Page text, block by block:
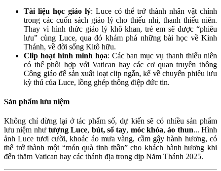
Tài liệu học giáo lý: Luce có thể trở thành nhân vật chính
trong các cuốn sách giáo lý cho thiếu nhi, thanh thiếu niên.
Thay vì hình thức giáo lý khô khan, trẻ em sẽ được “phiêu
lưu” cùng Luce, qua đó khám phá những bài học về Kinh
Thánh, về đời sống Kitô hữu.
Clip hoạt hình minh họa: Các ban mục vụ thanh thiếu niên
có thể phối hợp với Vatican hay các cơ quan truyền thông
Công giáo để sản xuất loạt clip ngắn, kể về chuyến phiêu lưu
kỳ thú của Luce, lồng ghép thông điệp đức tin.
Sản phẩm lưu niệm
Không chỉ dừng lại ở tác phẩm số, dự kiến sẽ có nhiều sản phẩm
lưu niệm như tượng Luce, bút, sổ tay, móc khóa,áo thun... Hình
ảnh Luce tươi cười, khoác áo mưa vàng, cầm gậy hành hương, có
thể trở thành một “món quà tinh thần” cho khách hành hương khi
đến thăm Vatican hay các thánh địa trong dịp Năm Thánh 2025.